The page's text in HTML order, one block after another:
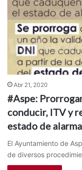
Abr 21, 2020
#Aspe:
conducir, ITV y
estado de alarma
El Ayuntamiento de
de diversos